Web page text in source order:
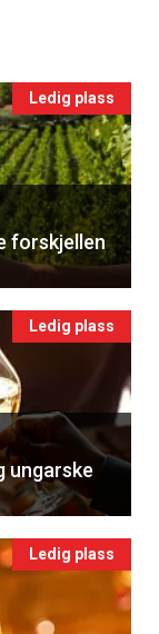
×
fra
Ledig plass
forskjellen
Ledig plass
ungarske
Ledig plass